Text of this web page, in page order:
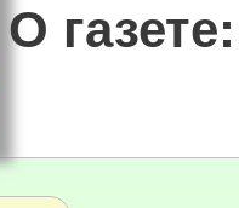
О газете: